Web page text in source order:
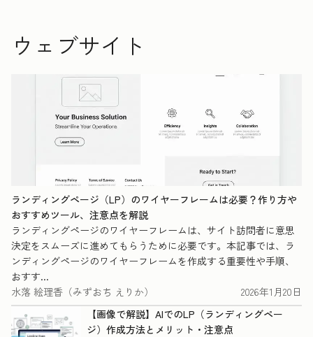
ウェブサイト
ランディングページ（LP）のワイヤーフレームは必要？作り方や
おすすめツール、注意点を解説
ランディングページのワイヤーフレームは、サイト訪問者に意思
決定をスムーズに進めてもらうために必要です。本記事では、ラ
ンディングページのワイヤーフレームを作成する重要性や手順、
おすす...
水落 絵理香（みずおち えりか）
2026年1月20日
【画像で解説】AIでのLP（ランディングペー
ジ）作成方法とメリット・注意点